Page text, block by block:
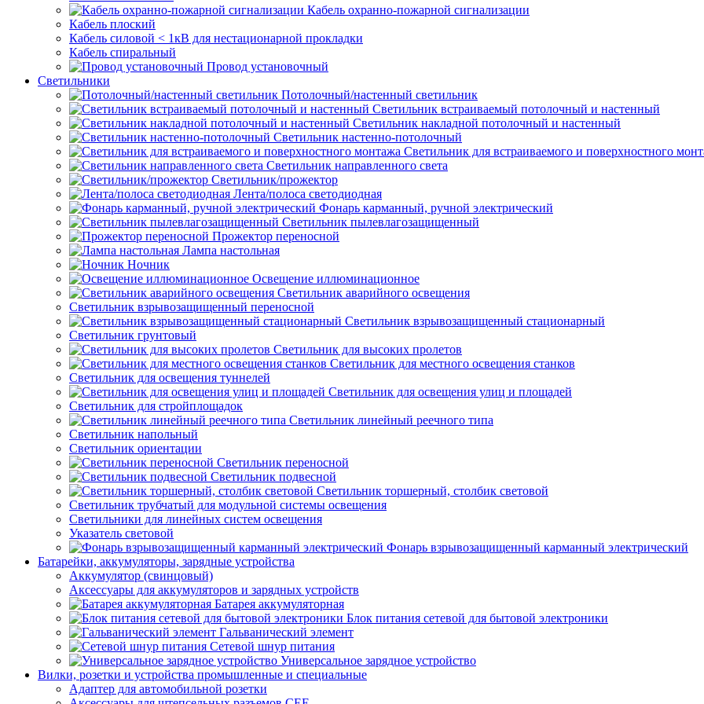
Кабель охранно-пожарной сигнализации
Кабель плоский
Кабель силовой < 1кВ для нестационарной прокладки
Кабель спиральный
Провод установочный
Светильники
Потолочный/настенный светильник
Светильник встраиваемый потолочный и настенный
Светильник накладной потолочный и настенный
Светильник настенно-потолочный
Светильник для встраиваемого и поверхностного
Светильник направленного света
Светильник/прожектор
Лента/полоса светодиодная
Фонарь карманный, ручной электрический
Светильник пылевлагозащищенный
Прожектор переносной
Лампа настольная
Ночник
Освещение иллюминационное
Светильник аварийного освещения
Светильник взрывозащищенный переносной
Светильник взрывозащищенный стационарный
Светильник грунтовый
Светильник для высоких пролетов
Светильник для местного освещения станков
Светильник для освещения туннелей
Светильник для освещения улиц и площадей
Светильник для стройплощадок
Светильник линейный реечного типа
Светильник напольный
Светильник ориентации
Светильник переносной
Светильник подвесной
Светильник торшерный, столбик световой
Светильник трубчатый для модульной системы освещения
Светильники для линейных систем освещения
Указатель световой
Фонарь взрывозащищенный карманный электрический
Батарейки, аккумуляторы, зарядные устройства
Аккумулятор (свинцовый)
Аксессуары для аккумуляторов и зарядных устройств
Батарея аккумуляторная
Блок питания сетевой для бытовой электроники
Гальванический элемент
Сетевой шнур питания
Универсальное зарядное устройство
Вилки, розетки и устройства промышленные и специальные
Адаптер для автомобильной розетки